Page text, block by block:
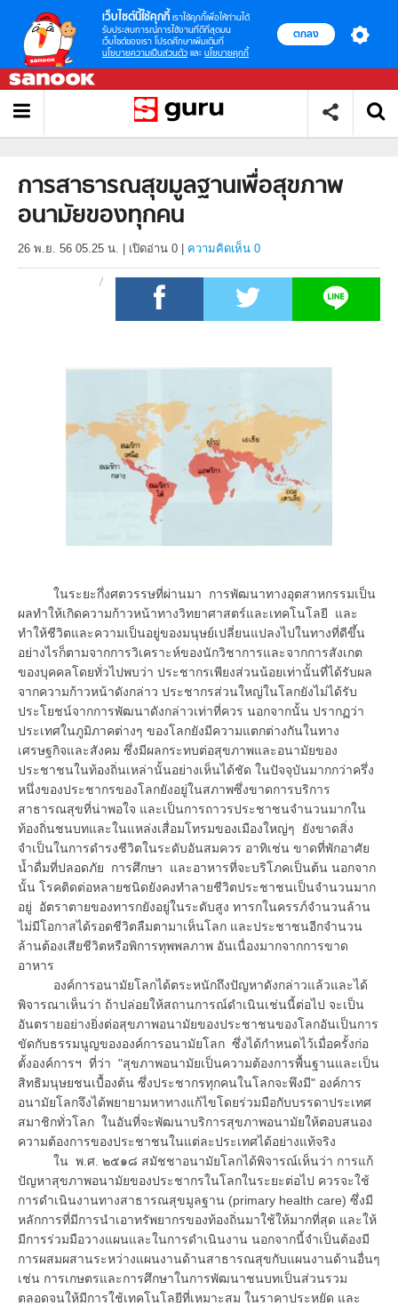
เว็บไซต์นี้ใช้คุกกี้ เราใช้คุกกี้เพื่อให้ท่านได้
รับประสบการณ์การใช้งานที่ดีที่สุดบน
เว็บไซต์ของเรา โปรดศึกษาเพิ่มเติมที่
นโยบายความเป็นส่วนตัว และ นโยบายคุกกี้
ตกลง
การสาธารณสุขมูลฐานเพื่อสุขภาพ
อนามัยของทุกคน
26 พ.ย. 56 05.25 น. เปิดอ่าน 0 ความคิดเห็น 0
ในระยะกึ่งศตวรรษที่ผ่านมา การพัฒนาทางอุตสาหกรรมเป็น
ผลทำให้เกิดความก้าวหน้าทางวิทยาศาสตร์และเทคโนโลยี และ
ทำให้ชีวิตและความเป็นอยู่ของมนุษย์เปลี่ยนแปลงไปในทางที่ดีขึ้น
อย่างไรก็ตามจากการวิเคราะห์ของนักวิชาการและจากการสังเกต
ของบุคคลโดยทั่วไปพบว่า ประชากรเพียงส่วนน้อยเท่านั้นที่ได้รับผล
จากความก้าวหน้าดังกล่าว ประชากรส่วนใหญ่ในโลกยังไม่ได้รับ
ประโยชน์จากการพัฒนาดังกล่าวเท่าที่ควร นอกจากนั้น ปรากฏว่า
ประเทศในภูมิภาคต่างๆ ของโลกยังมีความแตกต่างกันในทาง
เศรษฐกิจและสังคม ซึ่งมีผลกระทบต่อสุขภาพและอนามัยของ
ประชาชนในท้องถิ่นเหล่านั้นอย่างเห็นได้ชัด ในปัจจุบันมากกว่าครึ่ง
หนึ่งของประชากรของโลกยังอยู่ในสภาพซึ่งขาดการบริการ
สาธารณสุขที่น่าพอใจ และเป็นการถาวรประชาชนจำนวนมากใน
ท้องถิ่นชนบทและในแหล่งเสื่อมโทรมของเมืองใหญ่ๆ ยังขาดสิ่ง
จำเป็นในการดำรงชีวิตในระดับอันสมควร อาทิเช่น ขาดที่พักอาศัย
น้ำดื่มที่ปลอดภัย การศึกษา และอาหารที่จะบริโภคเป็นต้น นอกจาก
นั้น โรคติดต่อหลายชนิดยังคงทำลายชีวิตประชาชนเป็นจำนวนมาก
อยู่ อัตราตายของทารกยังอยู่ในระดับสูง ทารกในครรภ์จำนวนล้าน
ไม่มีโอกาสได้รอดชีวิตลืมตามาเห็นโลก และประชาชนอีกจำนวน
ล้านต้องเสียชีวิตหรือพิการทุพพลภาพ อันเนื่องมากจากการขาด
อาหาร
องค์การอนามัยโลกได้ตระหนักถึงปัญหาดังกล่าวแล้วและได้
พิจารณาเห็นว่า ถ้าปล่อยให้สถานการณ์ดำเนินเช่นนี้ต่อไป จะเป็น
อันตรายอย่างยิ่งต่อสุขภาพอนามัยของประชาชนของโลกอันเป็นการ
ขัดกับธรรมนูญขององค์การอนามัยโลก ซึ่งได้กำหนดไว้เมื่อครั้งก่อ
ตั้งองค์การฯ ที่ว่า "สุขภาพอนามัยเป็นความต้องการพื้นฐานและเป็น
สิทธิมนุษยชนเบื้องต้น ซึ่งประชากรทุกคนในโลกจะพึงมี" องค์การ
อนามัยโลกจึงได้พยายามหาทางแก้ไขโดยร่วมมือกับบรรดาประเทศ
สมาชิกทั่วโลก ในอันที่จะพัฒนาบริการสุขภาพอนามัยให้ตอบสนอง
ความต้องการของประชาชนในแต่ละประเทศได้อย่างแท้จริง
ใน พ.ศ. ๒๕๑๘ สมัชชาอนามัยโลกได้พิจารณ์เห็นว่า การแก้
ปัญหาสุขภาพอนามัยของประชากรในโลกในระยะต่อไป ควรจะใช้
การดำเนินงานทางสาธารณสุขมูลฐาน (primary health care) ซึ่งมี
หลักการที่มีการนำเอาทรัพยากรของท้องถิ่นมาใช้ให้มากที่สุด และให้
มีการร่วมมือวางแผนและในการดำเนินงาน นอกจากนี้จำเป็นต้องมี
การผสมผสานระหว่างแผนงานด้านสาธารณสุขกับแผนงานด้านอื่นๆ
เช่น การเกษตรและการศึกษาในการพัฒนาชนบทเป็นส่วนรวม
ตลอดจนให้มีการใช้เทคโนโลยีที่เหมาะสม ในราคาประหยัด และ